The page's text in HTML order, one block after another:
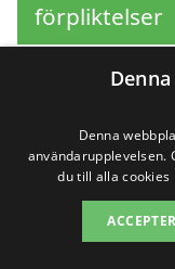
förpliktelser
Sök
Denna
användarupplevelsen.
du till alla cookies